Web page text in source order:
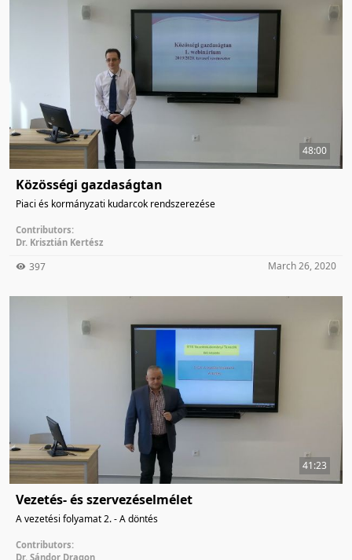
48:00
Közösségi gazdaságtan
Piaci és kormányzati kudarcok rendszerezése
Contributors:
Dr. Krisztián Kertész
397 March 26, 2020
41:23
Vezetés- és szervezéselmélet
A vezetési folyamat 2. - A döntés
Contributors:
Dr. Sándor Dragon